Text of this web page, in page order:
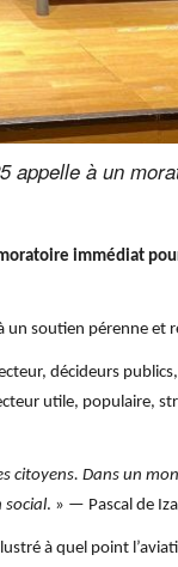
appelle à un
immédiat
un soutien pérenne
décideurs
utile, populaire,
citoyens. Dans un
social. » — Pascal de
à quel point